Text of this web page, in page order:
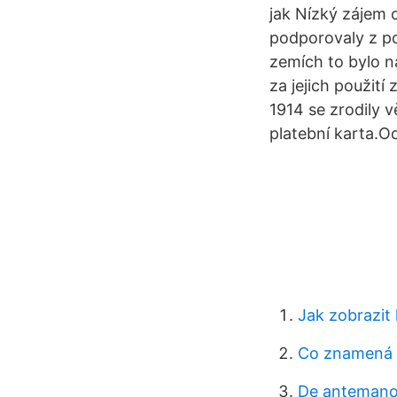
jak Nízký zájem
podporovaly z
zemích to bylo
za jejich použití
1914 se zrodily
platební
Jak zobrazit
Co
De